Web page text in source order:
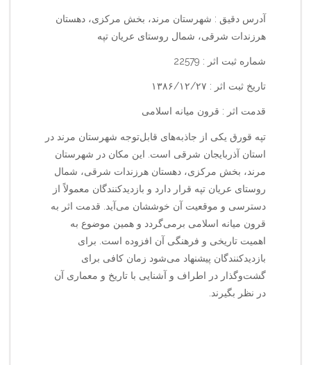
آدرس دقیق : شهرستان مرند، بخش مرکزی، دهستان
هرزندات شرقی، شمال روستای عریان تپه
شماره ثبت اثر : 22579
تاریخ ثبت اثر : ۱۳۸۶/۱۲/۲۷
قدمت اثر : قرون میانه اسلامی
تپه قورق یکی از جاذبه‌های قابل‌توجه شهرستان مرند در
استان آذربایجان شرقی است. این مکان در شهرستان
مرند، بخش مرکزی، دهستان هرزندات شرقی، شمال
روستای عریان تپه قرار دارد و بازدیدکنندگان معمولاً از
دسترسی و موقعیت آن خوششان می‌آید. قدمت اثر به
قرون میانه اسلامی برمی‌گردد و همین موضوع به
اهمیت تاریخی و فرهنگی آن افزوده است. برای
بازدیدکنندگان پیشنهاد می‌شود زمان کافی برای
گشت‌وگذار در اطراف و آشنایی با تاریخ و معماری آن
در نظر بگیرند.